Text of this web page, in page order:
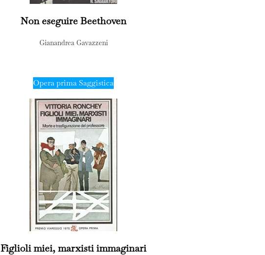
Non eseguire Beethoven
Gianandrea Gavazzeni
Opera prima Saggistica
Figlioli miei, marxisti immaginari